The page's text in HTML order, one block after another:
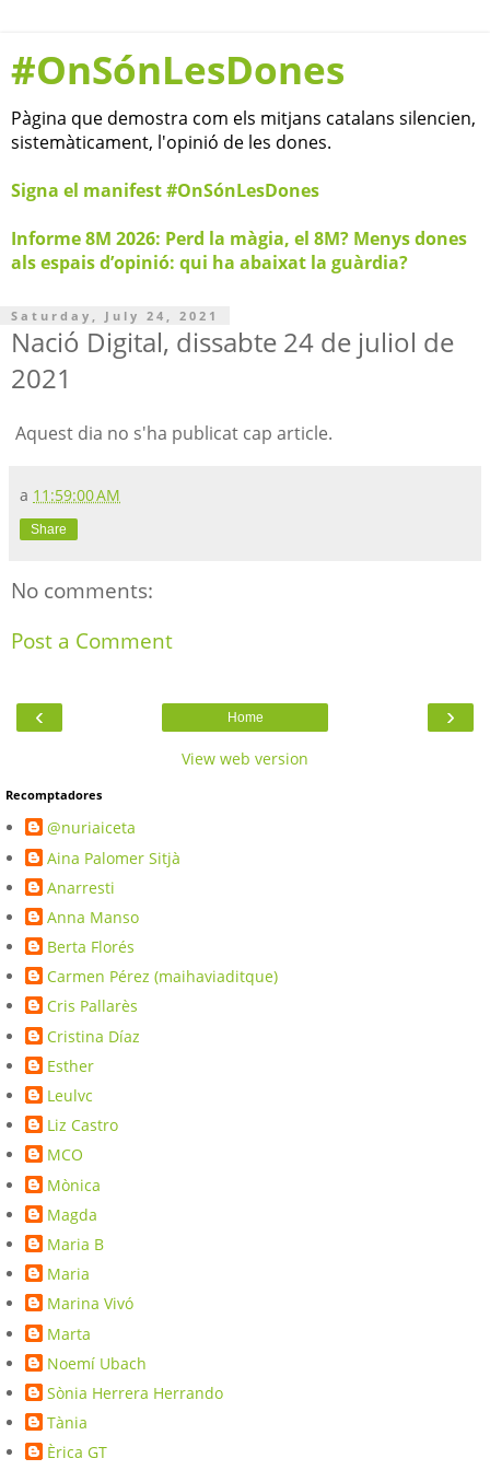
#OnSónLesDones
Pàgina que demostra com els mitjans catalans silencien,
sistemàticament, l'opinió de les dones.
Signa el manifest #OnSónLesDones
Informe 8M 2026: Perd la màgia, el 8M? Menys dones
als espais d’opinió: qui ha abaixat la guàrdia?
Saturday, July 24, 2021
Nació Digital, dissabte 24 de juliol de
2021
Aquest dia no s'ha publicat cap article.
a 11:59:00 AM
Share
No comments:
Post a Comment
‹ ›
Home
View web version
Recomptadores
@nuriaiceta
Aina Palomer Sitjà
Anarresti
Anna Manso
Berta Florés
Carmen Pérez (maihaviaditque)
Cris Pallarès
Cristina Díaz
Esther
Leulvc
Liz Castro
MCO
Mònica
Magda
Maria B
Maria
Marina Vivó
Marta
Noemí Ubach
Sònia Herrera Herrando
Tània
Èrica GT